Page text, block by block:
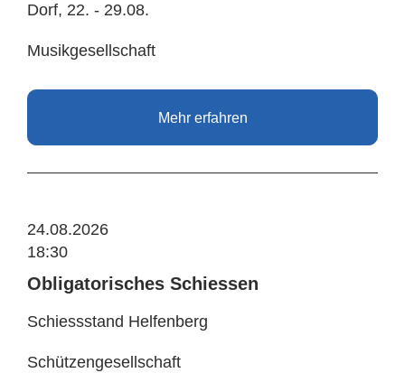
Dorf, 22. - 29.08.
Musikgesellschaft
Mehr erfahren
24.08.2026
18:30
Obligatorisches Schiessen
Schiessstand Helfenberg
Schützengesellschaft